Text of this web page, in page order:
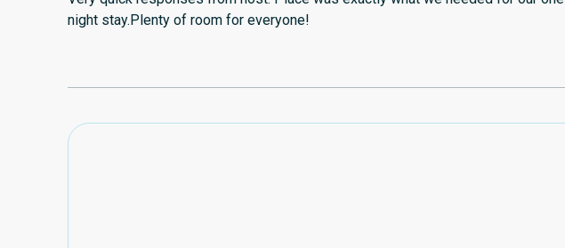
night stay.Plenty of room for everyone!